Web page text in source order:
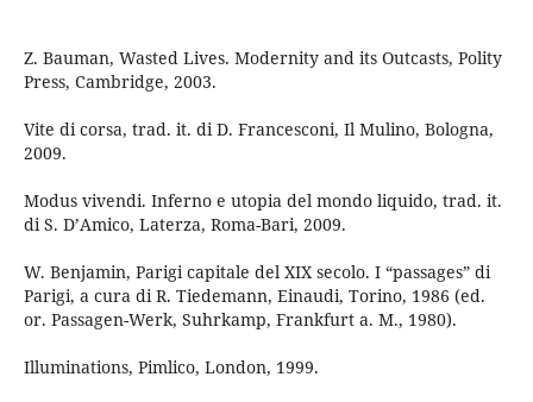
Z. Bauman, Wasted Lives. Modernity and its Outcasts, Polity
Press, Cambridge, 2003.
Vite di corsa, trad. it. di D. Francesconi, Il Mulino, Bologna,
2009.
Modus vivendi. Inferno e utopia del mondo liquido, trad. it.
di S. D’Amico, Laterza, Roma-Bari, 2009.
W. Benjamin, Parigi capitale del XIX secolo. I “passages” di
Parigi, a cura di R. Tiedemann, Einaudi, Torino, 1986 (ed.
or. Passagen-Werk, Suhrkamp, Frankfurt a. M., 1980).
Illuminations, Pimlico, London, 1999.